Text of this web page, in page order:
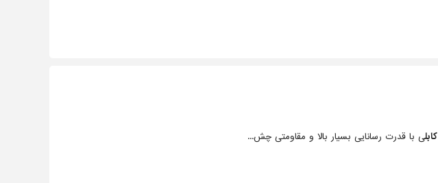
کابلی با قدرت رسانایی بسیار بالا و مقاومتی چش...